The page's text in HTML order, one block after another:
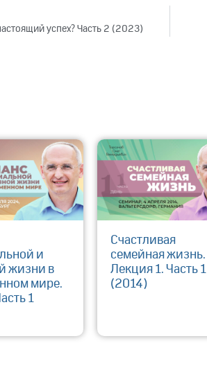
успех? Часть 2 (2023)
и
жизни в
мире.
1
Счастливая
семейная жизнь.
Лекция 1. Часть 1
(2014)